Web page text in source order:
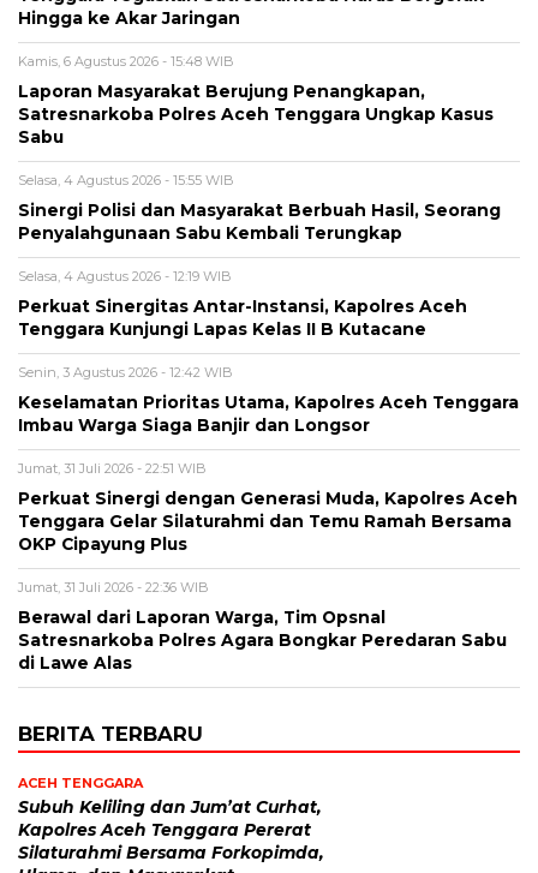
Hingga ke Akar Jaringan
Kamis, 6 Agustus 2026 - 15:48 WIB
Laporan Masyarakat Berujung Penangkapan,
Satresnarkoba Polres Aceh Tenggara Ungkap Kasus
Sabu
Selasa, 4 Agustus 2026 - 15:55 WIB
Sinergi Polisi dan Masyarakat Berbuah Hasil, Seorang
Penyalahgunaan Sabu Kembali Terungkap
Selasa, 4 Agustus 2026 - 12:19 WIB
Perkuat Sinergitas Antar-Instansi, Kapolres Aceh
Tenggara Kunjungi Lapas Kelas II B Kutacane
Senin, 3 Agustus 2026 - 12:42 WIB
Keselamatan Prioritas Utama, Kapolres Aceh Tenggara
Imbau Warga Siaga Banjir dan Longsor
Jumat, 31 Juli 2026 - 22:51 WIB
Perkuat Sinergi dengan Generasi Muda, Kapolres Aceh
Tenggara Gelar Silaturahmi dan Temu Ramah Bersama
OKP Cipayung Plus
Jumat, 31 Juli 2026 - 22:36 WIB
Berawal dari Laporan Warga, Tim Opsnal
Satresnarkoba Polres Agara Bongkar Peredaran Sabu
di Lawe Alas
BERITA TERBARU
ACEH TENGGARA
Subuh Keliling dan Jum’at Curhat,
Kapolres Aceh Tenggara Pererat
Silaturahmi Bersama Forkopimda,